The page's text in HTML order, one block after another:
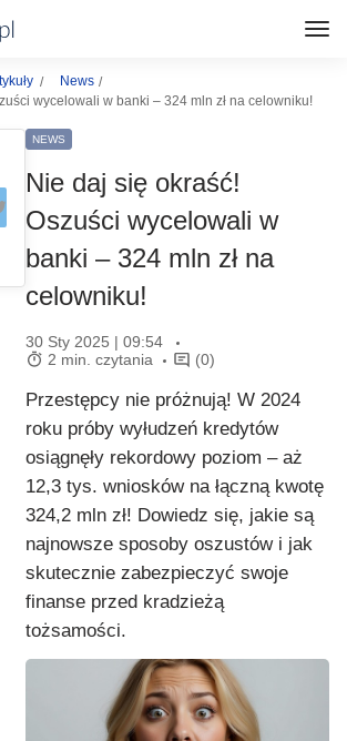
News
wycelowali w banki – 324 mln zł na celowniku!
NEWS
Nie daj się okraść!
Oszuści wycelowali w
banki – 324 mln zł na
celowniku!
30 Sty 2025 | 09:54
2 min. czytania
(0)
Przestępcy nie próżnują! W 2024
roku próby wyłudzeń kredytów
osiągnęły rekordowy poziom – aż
12,3 tys. wniosków na łączną kwotę
324,2 mln zł! Dowiedz się, jakie są
najnowsze sposoby oszustów i jak
skutecznie zabezpieczyć swoje
finanse przed kradzieżą
tożsamości.